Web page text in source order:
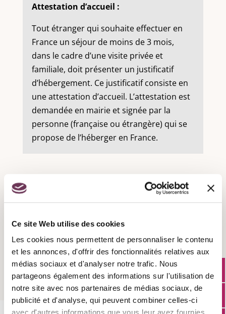
Ce site Web utilise des cookies
Les cookies nous permettent de personnaliser le contenu
et les annonces, d'offrir des fonctionnalités relatives aux
médias sociaux et d'analyser notre trafic. Nous
partageons également des informations sur l'utilisation de
notre site avec nos partenaires de médias sociaux, de
publicité et d'analyse, qui peuvent combiner celles-ci
Attestation d’accueil :
Tout étranger qui souhaite effectuer en
France un séjour de moins de 3 mois,
dans le cadre d’une visite privée et
familiale, doit présenter un justificatif
d’hébergement. Ce justificatif consiste en
une attestation d’accueil. L’attestation est
demandée en mairie et signée par la
personne (française ou étrangère) qui se
propose de l’héberger en France.
Attestation d'accueil :